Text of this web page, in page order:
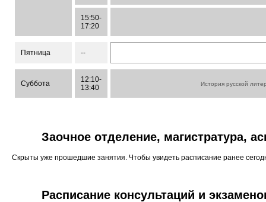
15:50-
17:20
Пятница --
Суббота
12:10-
13:40
История русской
Заочное отделение, магистратура,
Скрыты уже прошедшие занятия. Чтобы увидеть расписание ранее
Расписание консультаций и